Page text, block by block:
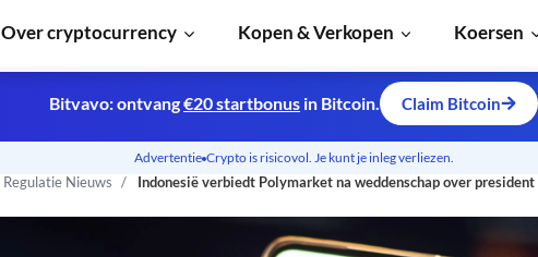
Over cryptocurrency Kopen & Verkopen Koersen
Regulatie Nieuws Indonesië verbiedt Polymarket na weddenschap over president
Bitvavo: ontvang€20 startbonus in Bitcoin. Claim Bitcoin
Advertentie Crypto is risicovol. Je kunt je inleg verliezen.